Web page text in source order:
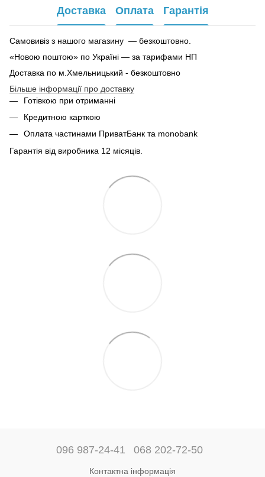
Доставка Оплата Гарантія
Самовивіз з нашого магазину — безкоштовно.
«Новою поштою» по Україні — за тарифами НП
Доставка по м.Хмельницький - безкоштовно
Більше інформації про доставку
Готівкою при отриманні
Кредитною карткою
Оплата частинами ПриватБанк та monobank
Гарантія від виробника 12 місяців.
096 987-24-41 068 202-72-50
Контактна інформація